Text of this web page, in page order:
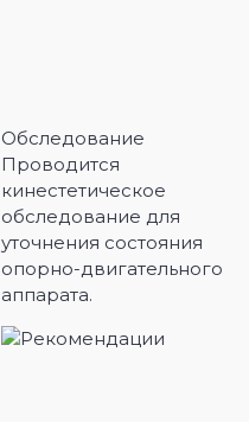
Обследование
Проводится
кинестетическое
обследование для
уточнения состояния
опорно-двигательного
аппарата.